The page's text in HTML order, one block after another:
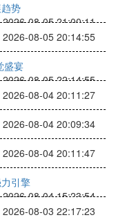
势
2026-08-05 21:00:11
2026-08-05 20:14:55
盛宴
2026-08-05 22:14:55
2026-08-04 20:11:27
2026-08-04 20:09:34
2026-08-04 20:11:47
引擎
2026-08-04 15:23:54
2026-08-03 22:17:23